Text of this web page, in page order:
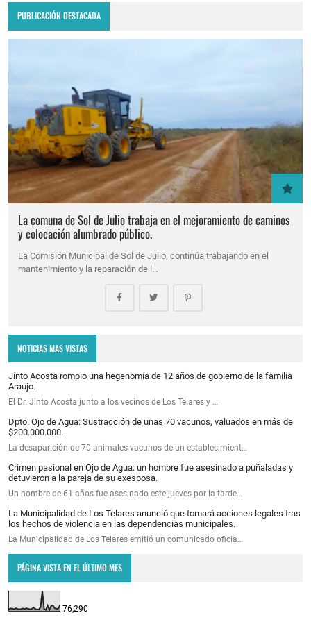
PUBLICACIÓN DESTACADA
La comuna de Sol de Julio trabaja en el mejoramiento de caminos
y colocación alumbrado público.
La Comisión Municipal de Sol de Julio, continúa trabajando en el
mantenimiento y la reparación de l…
NOTICIAS MAS VISTAS
Jinto Acosta rompio una hegenomía de 12 años de gobierno de la familia
Araujo.
El Dr. Jinto Acosta junto a los vecinos de Los Telares y …
Dpto. Ojo de Agua: Sustracción de unas 70 vacunos, valuados en más de
$200.000.000.
La desaparición de 70 animales vacunos de un establecimient…
Crimen pasional en Ojo de Agua: un hombre fue asesinado a puñaladas y
detuvieron a la pareja de su exesposa.
Un hombre de 61 años fue asesinado este jueves por la tarde…
La Municipalidad de Los Telares anunció que tomará acciones legales tras
los hechos de violencia en las dependencias municipales.
La Municipalidad de Los Telares emitió un comunicado oficia…
PÁGINA VISTA EN EL ÚLTIMO MES
76,290